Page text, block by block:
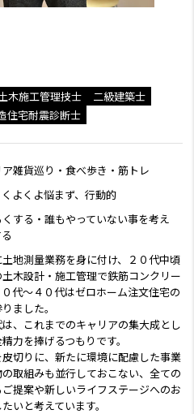
木施工管理技士
二級建築士
住宅耐震診断士
雑貨巡り・食べ歩き・筋トレ
よくよ悩まず、行動的
する・誰もやっていない事を考え
地測量業務を身に付け、２０代中頃
木設計・施工管理で鉄筋コンクリー
代～４０代はゼロホーム注文住宅の
ました。
、これまでのキャリアの集大成とし
力を捧げるつもりです。
切りに、新たに環境に配慮した事業
取組みも並行しておこない、全ての
提案や新しいライフステージへのお
いと考えています。